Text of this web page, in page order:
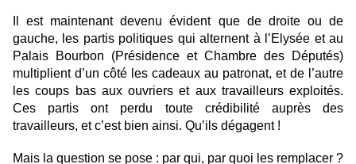
Il est maintenant devenu évident que de droite ou de
gauche, les partis politiques qui alternent à l’Elysée et au
Palais Bourbon (Présidence et Chambre des Députés)
multiplient d’un côté les cadeaux au patronat, et de l’autre
les coups bas aux ouvriers et aux travailleurs exploités.
Ces partis ont perdu toute crédibilité auprès des
travailleurs, et c’est bien ainsi. Qu’ils dégagent !
Mais la question se pose : par qui, par quoi les remplacer ?